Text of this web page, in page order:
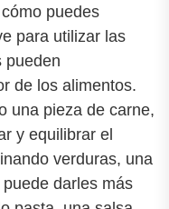
puedes
para utilizar las
pueden
de los alimentos.
una pieza de carne,
y equilibrar el
verduras, una
darles más